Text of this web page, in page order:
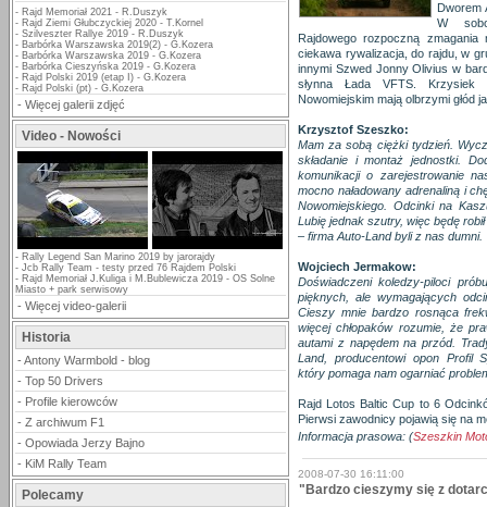
- Rajd Memoriał 2021 - R.Duszyk
- Rajd Ziemi Głubczyckiej 2020 - T.Kornel
- Szilveszter Rallye 2019 - R.Duszyk
- Barbórka Warszawska 2019(2) - G.Kozera
- Barbórka Warszawska 2019 - G.Kozera
- Barbórka Cieszyńska 2019 - G.Kozera
- Rajd Polski 2019 (etap I) - G.Kozera
- Rajd Polski (pt) - G.Kozera
- Więcej galerii zdjęć
Video - Nowości
- Rally Legend San Marino 2019 by jarorajdy
- Jcb Rally Team - testy przed 76 Rajdem Polski
- Rajd Memoriał J.Kuliga i M.Bublewicza 2019 - OS Solne
Miasto + park serwisowy
- Więcej video-galerii
Historia
- Antony Warmbold - blog
- Top 50 Drivers
- Profile kierowców
- Z archiwum F1
- Opowiada Jerzy Bajno
- KiM Rally Team
Polecamy
Dworem
W
Rajdowego rozpoczną
ciekawa rywalizacja, do rajdu, w
innymi Szwed Jonny Olivius w
słynna Łada VFTS. Krzysiek
Nowomiejskim mają olbrzymi głód
Krzysztof Szeszko:
Mam za sobą ciężki tydzień.
składanie i montaż jednostki.
komunikacji o zarejestrowanie
mocno naładowany adrenaliną i
Nowomiejskiego. Odcinki na
Lubię jednak szutry, więc będę
– firma Auto-Land byli z nas dumni.
Wojciech Jermakow:
Doświadczeni koledzy-piloci
pięknych, ale wymagających
Cieszy mnie bardzo rosnąca
więcej chłopaków rozumie, że
autami z napędem na przód.
Land, producentowi opon Profil
który pomaga nam ogarniać
Rajd Lotos Baltic Cup to 6
Pierwsi zawodnicy pojawią się na
Informacja prasowa: (Szeszkin
2008-07-30 16:11:00
"Bardzo cieszymy się z